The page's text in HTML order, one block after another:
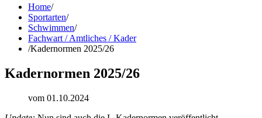
Home/
Sportarten/
Schwimmen/
Fachwart / Amtliches / Kader
/Kadernormen 2025/26
Kadernormen 2025/26
vom 01.10.2024